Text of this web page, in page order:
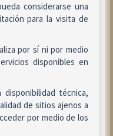
considerarse una
para la visita de
por sí ni por medio
disponibles en
disponibilidad técnica,
de sitios ajenos a
por medio de los